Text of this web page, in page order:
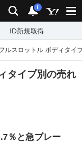
検索 通知
i
ID新規取得
ルスロットル ボディタイ
タイプ別の売れ
％と急ブレー